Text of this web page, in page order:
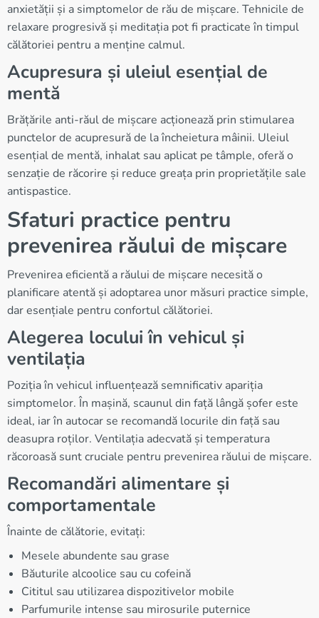
anxietății și a simptomelor de rău de mișcare. Tehnicile de
relaxare progresivă și meditația pot fi practicate în timpul
călătoriei pentru a menține calmul.
Acupresura și uleiul esențial de
mentă
Brățările anti-răul de mișcare acționează prin stimularea
punctelor de acupresură de la încheietura mâinii. Uleiul
esențial de mentă, inhalat sau aplicat pe tâmple, oferă o
senzație de răcorire și reduce greața prin proprietățile sale
antispastice.
Sfaturi practice pentru
prevenirea răului de mișcare
Prevenirea eficientă a răului de mișcare necesită o
planificare atentă și adoptarea unor măsuri practice simple,
dar esențiale pentru confortul călătoriei.
Alegerea locului în vehicul și
ventilația
Poziția în vehicul influențează semnificativ apariția
simptomelor. În mașină, scaunul din față lângă șofer este
ideal, iar în autocar se recomandă locurile din față sau
deasupra roților. Ventilația adecvată și temperatura
răcoroasă sunt cruciale pentru prevenirea răului de mișcare.
Recomandări alimentare și
comportamentale
Înainte de călătorie, evitați:
Mesele abundente sau grase
Băuturile alcoolice sau cu cofeină
Cititul sau utilizarea dispozitivelor mobile
Parfumurile intense sau mirosurile puternice